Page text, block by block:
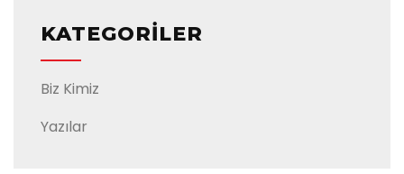
KATEGORILER
Biz Kimiz
Yazılar